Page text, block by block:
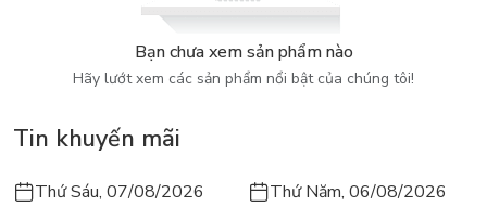
Bạn chưa xem sản phẩm nào
Hãy lướt xem các sản phẩm nổi bật của chúng tôi!
Tin khuyến mãi
Thứ Sáu, 07/08/2026 Thứ Năm, 06/08/2026